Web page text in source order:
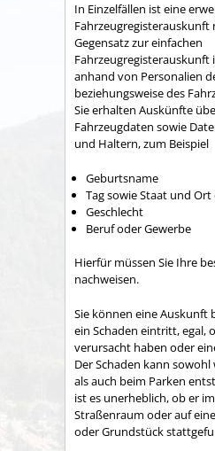
In Einzelfällen ist eine
Fahrzeugregisterauskunft
Gegensatz zur einfachen
Fahrzeugregisterauskunft
anhand von Personalien
beziehungsweise des
Sie erhalten Auskünfte
Fahrzeugdaten sowie
und Haltern, zum Beispiel
Geburtsname
Tag sowie Staat und
Geschlecht
Beruf oder Gewerbe
Hierfür müssen Sie Ihre
nachweisen.
Sie können eine Auskunft
ein Schaden eintritt, egal,
verursacht haben oder
Der Schaden kann
als auch beim Parken
ist es unerheblich, ob er
Straßenraum oder auf
oder Grundstück